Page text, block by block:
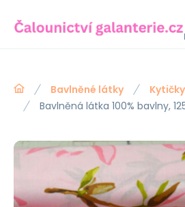
Bavlněné látky
Bavlněná látka 100% bavlny,